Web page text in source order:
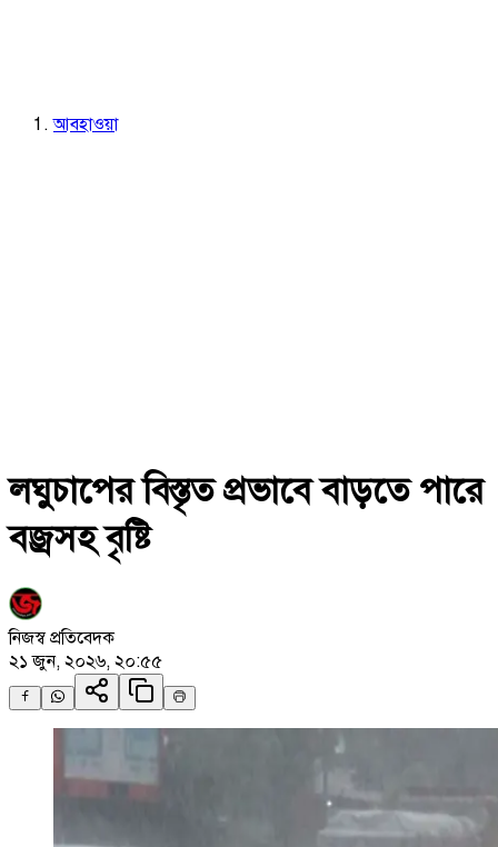
আবহাওয়া
লঘুচাপের বিস্তৃত প্রভাবে বাড়তে পারে
বজ্রসহ বৃষ্টি
নিজস্ব প্রতিবেদক
২১ জুন, ২০২৬, ২০:৫৫